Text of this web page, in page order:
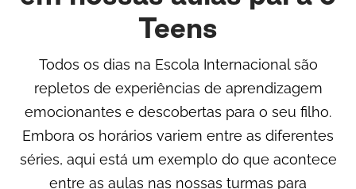
Teens
Todos os dias na Escola Internacional são
repletos de experiências de aprendizagem
emocionantes e descobertas para o seu filho.
Embora os horários variem entre as diferentes
séries, aqui está um exemplo do que acontece
entre as aulas nas nossas turmas para